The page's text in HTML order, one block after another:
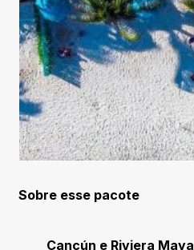
Sobre esse pacote
Cancún e Riviera Maya